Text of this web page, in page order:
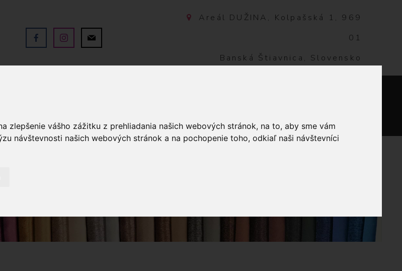
zlepšenie vášho zážitku z prehliadania našich webových stránok, na to, aby sme vám
návštevnosti našich webových stránok a na pochopenie toho, odkiaľ naši návštevníci
Areál DUŽINA, Kolpašská 1, 969
01
Banská Štiavnica, Slovensko